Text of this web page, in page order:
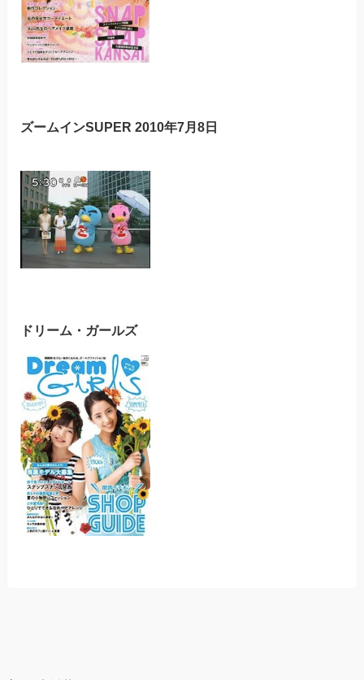
ズームインSUPER 2010年7月8日
ドリーム・ガールズ